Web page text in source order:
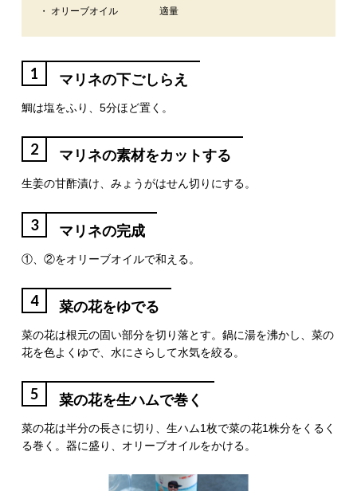
・ オリーブオイル
適量
1 マリネの下ごしらえ
鯛は塩をふり、5分ほど置く。
2 マリネの素材をカットする
生姜の甘酢漬け、みょうがはせん切りにする。
3 マリネの完成
①、②をオリーブオイルで和える。
4 菜の花をゆでる
菜の花は根元の固い部分を切り落とす。鍋に湯を沸かし、菜の
花を色よくゆで、水にさらして水気を絞る。
5 菜の花を生ハムで巻く
菜の花は半分の長さに切り、生ハム1枚で菜の花1株分をくるく
る巻く。器に盛り、オリーブオイルをかける。